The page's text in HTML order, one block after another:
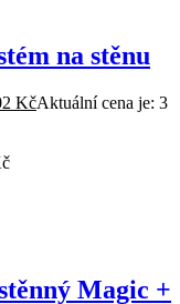
na stěnu
KčAktuální cena je: 3
Magic +